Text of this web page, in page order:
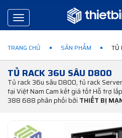
Toggle
navigation
TRANG CHỦ SẢN PHẨM TỦ
TỦ RACK 36U SÂU D800
Tủ rack 36u sâu D800, tủ rack
tại Việt Nam Cam kết giá tốt Hỗ trợ
388 688 phân phối bởi THIẾT BỊ